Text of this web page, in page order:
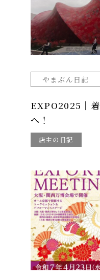
やまぶん日記
EXPO2025｜
へ！
店主の日記